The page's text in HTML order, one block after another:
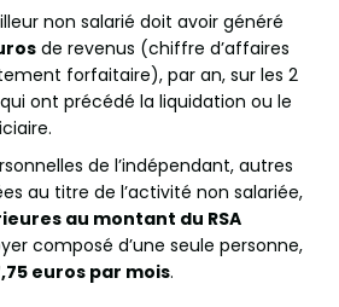
non salarié doit avoir généré
de revenus (chiffre d’affaires
forfaitaire), par an, sur les 2
ont précédé la liquidation ou le
de l’indépendant, autres
au titre de l’activité non salariée,
au montant du RSA
composé d’une seule personne,
euros par mois.